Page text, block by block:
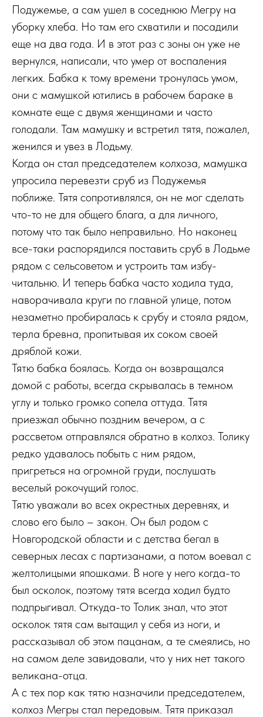
Подужемье, а сам ушел в соседнюю Мегру на
уборку хлеба. Но там его схватили и посадили
еще на два года. И в этот раз с зоны он уже не
вернулся, написали, что умер от воспаления
легких. Бабка к тому времени тронулась умом,
они с мамушкой ютились в рабочем бараке в
комнате еще с двумя женщинами и часто
голодали. Там мамушку и встретил тятя, пожалел,
женился и увез в Лодьму.
Когда он стал председателем колхоза, мамушка
упросила перевезти сруб из Подужемья
поближе. Тятя сопротивлялся, он не мог сделать
что-то не для общего блага, а для личного,
потому что так было неправильно. Но наконец
все-таки распорядился поставить сруб в Лодьме
рядом с сельсоветом и устроить там избу-
читальню. И теперь бабка часто ходила туда,
наворачивала круги по главной улице, потом
незаметно пробиралась к срубу и стояла рядом,
терла бревна, пропитывая их соком своей
дряблой кожи.
Тятю бабка боялась. Когда он возвращался
домой с работы, всегда скрывалась в темном
углу и только громко сопела оттуда. Тятя
приезжал обычно поздним вечером, а с
рассветом отправлялся обратно в колхоз. Толику
редко удавалось побыть с ним рядом,
пригреться на огромной груди, послушать
веселый рокочущий голос.
Тятю уважали во всех окрестных деревнях, и
слово его было – закон. Он был родом с
Новгородской области и с детства бегал в
северных лесах с партизанами, а потом воевал с
желтолицыми япошками. В ноге у него когда-то
был осколок, поэтому тятя всегда ходил будто
подпрыгивал. Откуда-то Толик знал, что этот
осколок тятя сам вытащил у себя из ноги, и
рассказывал об этом пацанам, а те смеялись, но
на самом деле завидовали, что у них нет такого
великана-отца.
А с тех пор как тятю назначили председателем,
колхоз Мегры стал передовым. Тятя приказал